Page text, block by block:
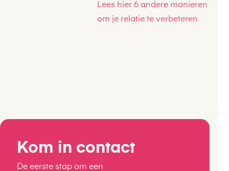
Lees hier 6 andere manieren
om je relatie te verbeteren
Kom in contact
De eerste stap om een